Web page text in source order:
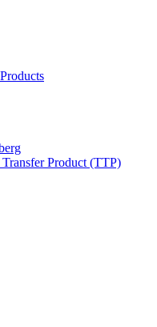
Product (TTP)